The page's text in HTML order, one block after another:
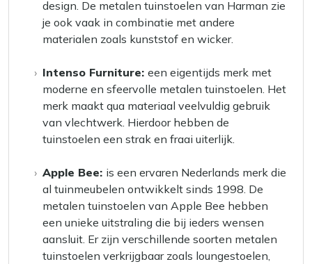
design. De metalen tuinstoelen van Harman zie
je ook vaak in combinatie met andere
materialen zoals kunststof en wicker.
Intenso Furniture: een eigentijds merk met
moderne en sfeervolle metalen tuinstoelen. Het
merk maakt qua materiaal veelvuldig gebruik
van vlechtwerk. Hierdoor hebben de
tuinstoelen een strak en fraai uiterlijk.
Apple Bee: is een ervaren Nederlands merk die
al tuinmeubelen ontwikkelt sinds 1998. De
metalen tuinstoelen van Apple Bee hebben
een unieke uitstraling die bij ieders wensen
aansluit. Er zijn verschillende soorten metalen
tuinstoelen verkrijgbaar zoals loungestoelen,